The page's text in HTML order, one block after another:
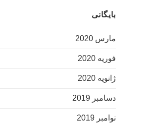
بایگانی
مارس 2020
فوریه 2020
ژانویه 2020
دسامبر 2019
نوامبر 2019